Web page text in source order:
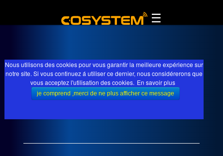
Nous utilisons des cookies pour vous garantir la meilleure expérience sur
notre site. Si vous continuez á utiliser ce dernier, nous considérerons que
vous acceptez l'utilisation des cookies. En savoir plus
☰
MENU PRINCIPAL
TÉLÉSURVEILLANCE
NOS INSTALLATIONS
Pose d'alarme dans le Golfe de St Tropez
NOS INSTALLATIONS:COFFRE
FORT